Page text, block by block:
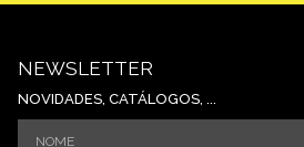
NEWSLETTER
NOVIDADES, CATÁLOGOS, ...